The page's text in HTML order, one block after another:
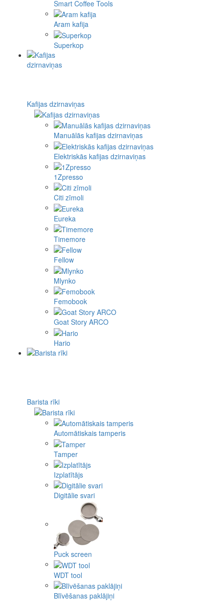
Smart Coffee Tools
Aram kafija
Superkop
Kafijas dzirnaviņas
Manuālās kafijas dzirnaviņas
Elektriskās kafijas dzirnaviņas
1Zpresso
Citi zīmoli
Eureka
Timemore
Fellow
Mlynko
Femobook
Goat Story ARCO
Hario
Barista rīki
Automātiskais tamperis
Tamper
Izplatītājs
Digitālie svari
Puck screen
WDT tool
Blīvēšanas paklājiņi